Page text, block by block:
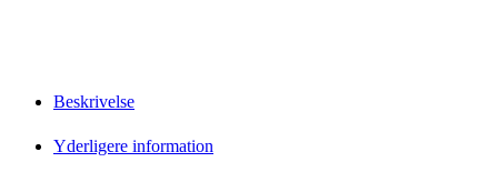
Beskrivelse
Yderligere information